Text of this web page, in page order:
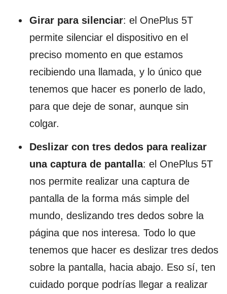
Girar para silenciar: el OnePlus 5T
permite silenciar el dispositivo en el
preciso momento en que estamos
recibiendo una llamada, y lo único que
tenemos que hacer es ponerlo de lado,
para que deje de sonar, aunque sin
colgar.
Deslizar con tres dedos para realizar
una captura de pantalla: el OnePlus 5T
nos permite realizar una captura de
pantalla de la forma más simple del
mundo, deslizando tres dedos sobre la
página que nos interesa. Todo lo que
tenemos que hacer es deslizar tres dedos
sobre la pantalla, hacia abajo. Eso sí, ten
cuidado porque podrías llegar a realizar